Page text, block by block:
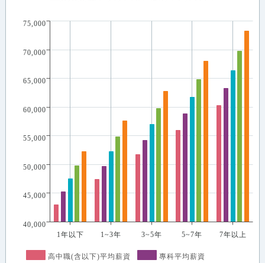
1年以下 1~3年 3~5年 5~7年 7年以上
40,000
45,000
50,000
55,000
60,000
65,000
70,000
75,000
高中職(含以下)平均薪資
專科平均薪資